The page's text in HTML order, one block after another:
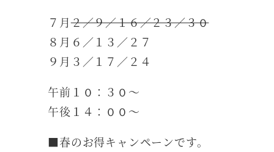
７月２／９／１６／２３／３０
８月６／１３／２７
９月３／１７／２４
午前１０：３０～
午後１４：００～
■春のお得キャンペーンです。